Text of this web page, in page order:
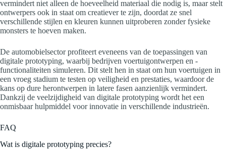
vermindert niet alleen de hoeveelheid materiaal die nodig is, maar stelt
ontwerpers ook in staat om creatiever te zijn, doordat ze snel
verschillende stijlen en kleuren kunnen uitproberen zonder fysieke
monsters te hoeven maken.
De automobielsector profiteert eveneens van de toepassingen van
digitale prototyping, waarbij bedrijven voertuigontwerpen en -
functionaliteiten simuleren. Dit stelt hen in staat om hun voertuigen in
een vroeg stadium te testen op veiligheid en prestaties, waardoor de
kans op dure herontwerpen in latere fasen aanzienlijk vermindert.
Dankzij de veelzijdigheid van digitale prototyping wordt het een
onmisbaar hulpmiddel voor innovatie in verschillende industrieën.
FAQ
Wat is digitale prototyping precies?